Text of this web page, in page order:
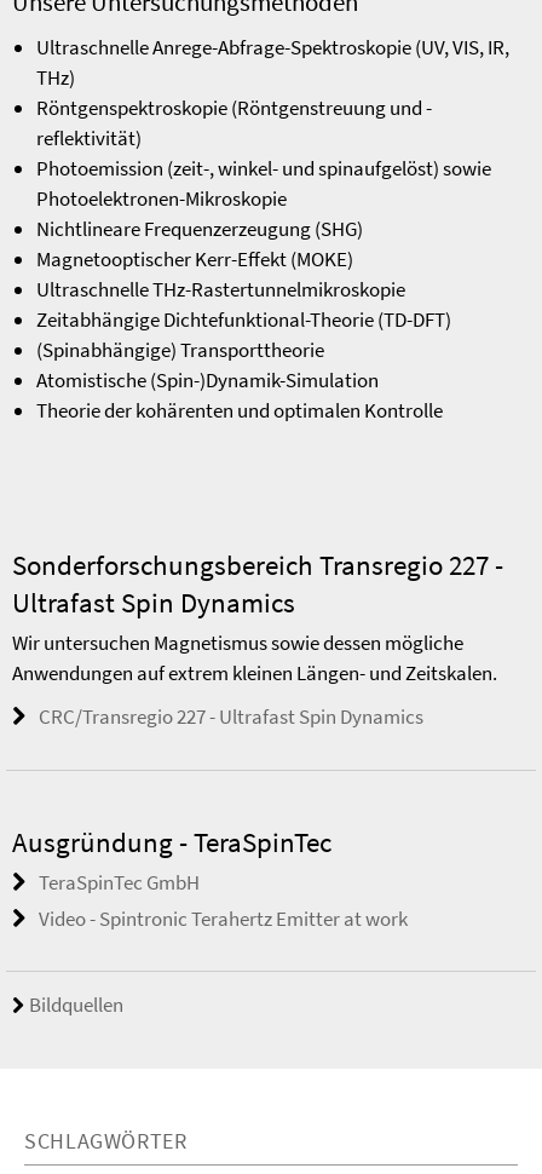
Ultraschnelle Anrege-Abfrage-Spektroskopie (UV, VIS, IR,
THz)
Röntgenspektroskopie (Röntgenstreuung und -
reflektivität)
Photoemission (zeit-, winkel- und spinaufgelöst) sowie
Photoelektronen-Mikroskopie
Nichtlineare Frequenzerzeugung (SHG)
Magnetooptischer Kerr-Effekt (MOKE)
Ultraschnelle THz-Rastertunnelmikroskopie
Zeitabhängige Dichtefunktional-Theorie (TD-DFT)
(Spinabhängige) Transporttheorie
Atomistische (Spin-)Dynamik-Simulation
Theorie der kohärenten und optimalen Kontrolle
Sonderforschungsbereich Transregio 227 -
Ultrafast Spin Dynamics
Wir untersuchen Magnetismus sowie dessen mögliche
Anwendungen auf extrem kleinen Längen- und Zeitskalen.
CRC/Transregio 227 - Ultrafast Spin Dynamics
Ausgründung - TeraSpinTec
TeraSpinTec GmbH
Video - Spintronic Terahertz Emitter at work
Bildquellen
SCHLAGWÖRTER